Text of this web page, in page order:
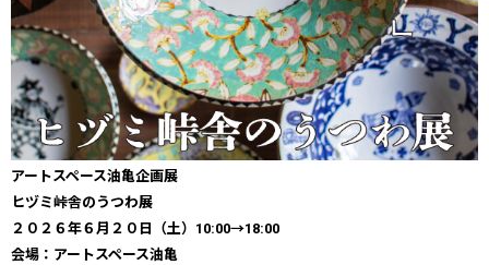
アートスペース油亀企画展
​​ヒヅミ峠舎のうつわ展
２０２６年６月２０日（土）10:00→18:00
会場：アートスペース油亀